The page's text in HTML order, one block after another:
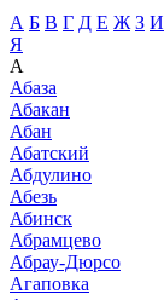
А Б В Г Д Е Ж З И
Я
А
Абаза
Абакан
Абан
Абатский
Абдулино
Абезь
Абинск
Абрамцево
Абрау-Дюрсо
Агаповка